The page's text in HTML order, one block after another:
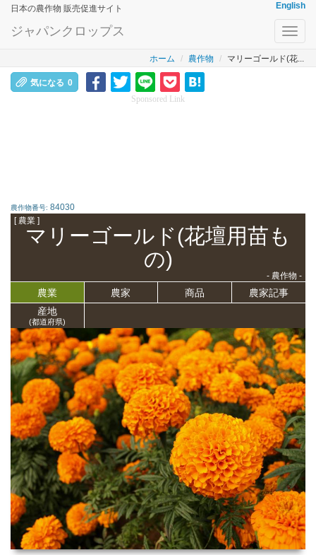
日本の農作物 販売促進サイト English
ジャパンクロップス
ホーム 農作物 マリーゴールド(花...
気になる 0
Sponsored Link
農作物番号: 84030
[ 農業 ]
マリーゴールド(花壇用苗も
の)
- 農作物 -
農業 農家 商品
農家記事
産地
(都道府県)